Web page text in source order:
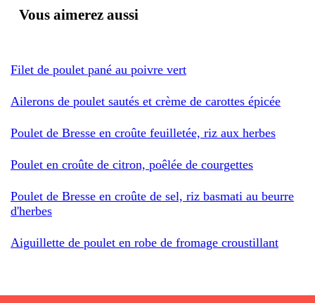
Vous aimerez aussi
Filet de poulet pané au poivre vert
Ailerons de poulet sautés et crème de carottes épicée
Poulet de Bresse en croûte feuilletée, riz aux herbes
Poulet en croûte de citron, poêlée de courgettes
Poulet de Bresse en croûte de sel, riz basmati au beurre
d'herbes
Aiguillette de poulet en robe de fromage croustillant